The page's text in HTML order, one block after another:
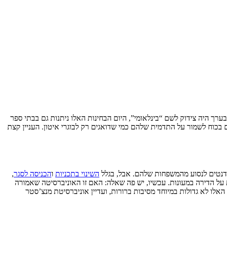
. והנה העניין: אם עד 2010 בערך היה צידוק לשם “בינלאומי”, היום הבחינות האלו ניתנות גם בבתי ספר
שהשמרנים מנסים בכוח לשמור על התדמית שלהם כמי שדואגים רק לבוגרי איטון. העניין קצת
לנסוע מהמשפחות שלהם. אבל, בגלל השינוי בתכניות והכניסה לסגר,
על הדירה במעונות. עכשיו, יש פה שאלה: האם זו האוניברסיטה שאמורה
גדולות במיוחד מסיבות ברורות, ועדיין אוניברסיטת מנצ’סטר